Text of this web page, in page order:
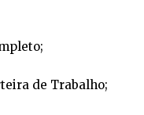
de Trabalho;